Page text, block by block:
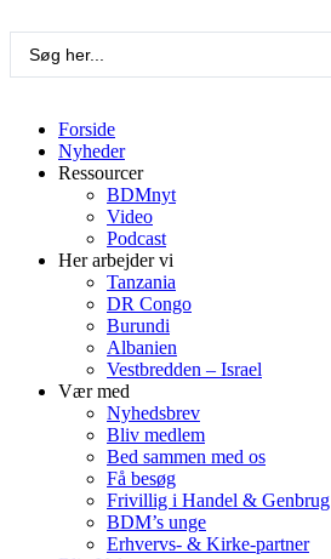
indhold
Forside
Nyheder
Ressourcer
BDMnyt
Video
Podcast
Her arbejder vi
Tanzania
DR Congo
Burundi
Albanien
Vestbredden – Israel
Vær med
Nyhedsbrev
Bliv medlem
Bed sammen med os
Få besøg
Frivillig i Handel & Genbrug
BDM’s unge
Erhvervs- & Kirke-partner